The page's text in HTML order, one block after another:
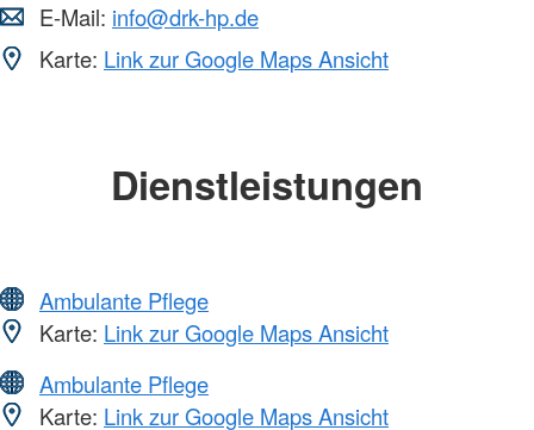
E-Mail: info@drk-hp.de
Karte: Link zur Google Maps Ansicht
Dienstleistungen
Ambulante Pflege
Karte: Link zur Google Maps Ansicht
Ambulante Pflege
Karte: Link zur Google Maps Ansicht